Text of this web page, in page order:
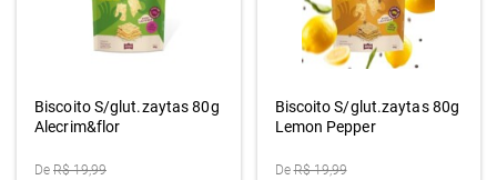
Biscoito S/glut.zaytas 80g
Alecrim&flor
De R$ 19,99
Biscoito S/glut.zaytas 80g
Lemon Pepper
DeR$ 19,99